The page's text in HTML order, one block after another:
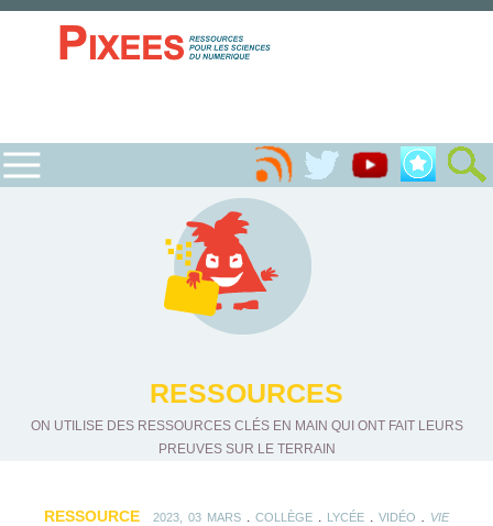
RESSOURCES
ON UTILISE DES RESSOURCES CLÉS EN MAIN QUI ONT FAIT LEURS
PREUVES SUR LE TERRAIN
RESSOURCE 2023, 03 MARS COLLÈGE LYCÉE VIDÉO
VIE